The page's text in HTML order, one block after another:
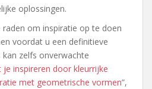
oplossingen.
om inspiratie op te doen
voordat u een definitieve
zelfs onverwachte
je inspireren door kleurrijke
met geometrische vormen”,